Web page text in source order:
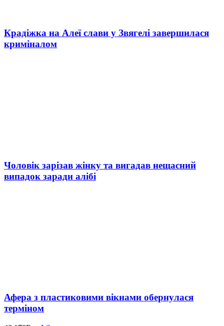
Крадіжка на Алеї слави у Звягелі завершилася
криміналом
Чоловік зарізав жінку та вигадав нещасний
випадок заради алібі
Афера з пластиковими вікнами обернулася
терміном